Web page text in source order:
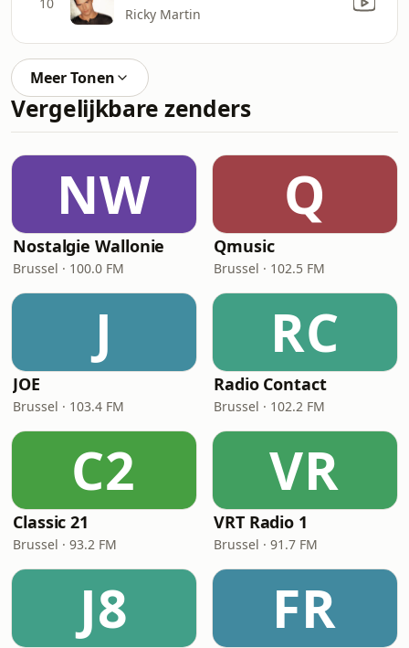
Ricky Martin
Meer Tonen
Vergelijkbare zenders
NW
Nostalgie Wallonie
Brussel · 100.0 FM
Q
Qmusic
Brussel · 102.5 FM
J
JOE
Brussel · 103.4 FM
RC
Radio Contact
Brussel · 102.2 FM
C2
Classic 21
Brussel · 93.2 FM
VR
VRT Radio 1
Brussel · 91.7 FM
J8 FR